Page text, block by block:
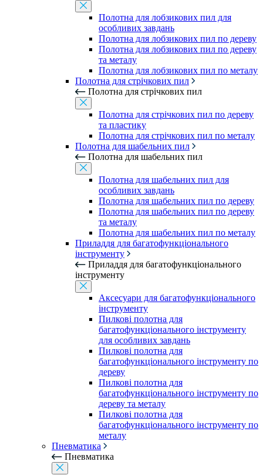
Полотна для лобзикових пил для
особливих завдань
Полотна для лобзикових пил по дереву
Полотна для лобзикових пил по дереву
та металу
Полотна для лобзикових пил по металу
Полотна для стрічкових пил
Полотна для стрічкових пил
Полотна для стрічкових пил по дереву
та пластику
Полотна для стрічкових пил по металу
Полотна для шабельних пил
Полотна для шабельних пил
Полотна для шабельних пил для
особливих завдань
Полотна для шабельних пил по дереву
Полотна для шабельних пил по дереву
та металу
Полотна для шабельних пил по металу
Приладдя для багатофункціонального
інструменту
Приладдя для багатофункціонального
інструменту
Аксесуари для багатофункціонального
інструменту
Пилкові полотна для
багатофункціонального інструменту
для особливих завдань
Пилкові полотна для
багатофункціонального інструменту по
дереву
Пилкові полотна для
багатофункціонального інструменту по
дереву та металу
Пилкові полотна для
багатофункціонального інструменту по
металу
Пневматика
Пневматика